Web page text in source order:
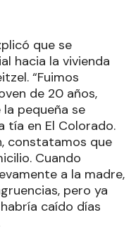
que se
hacia la vivienda
“Fuimos
de 20 años,
pequeña se
tía en El Colorado.
constatamos que
Cuando
a la madre,
pero ya
caído días